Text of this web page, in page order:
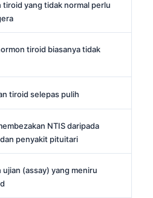
tiroid yang tidak normal perlu
tiroid biasanya tidak
tiroid selepas pulih
NTIS daripada
penyakit pituitari
ujian (assay) yang meniru